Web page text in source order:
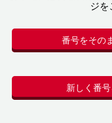
ジを
番号をその
新しく番